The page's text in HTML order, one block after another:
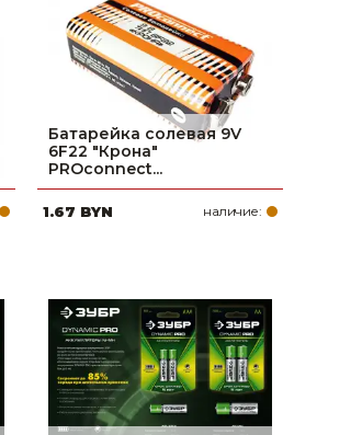
Батарейка солевая 9V
6F22 "Крона"
PROconnect...
1.67 BYN наличие: